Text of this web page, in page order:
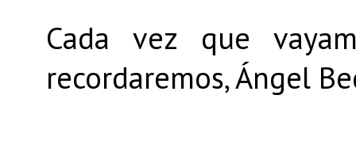
Cada vez que
recordaremos, Ángel